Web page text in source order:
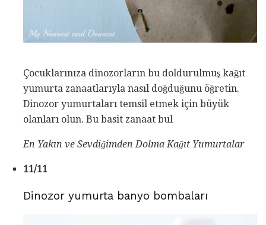
Çocuklarınıza dinozorların bu doldurulmuş kağıt
yumurta zanaatlarıyla nasıl doğduğunu öğretin.
Dinozor yumurtaları temsil etmek için büyük
olanları olun. Bu basit zanaat bul
En Yakın ve Sevdiğimden Dolma Kağıt Yumurtalar
11/11
Dinozor yumurta banyo bombaları